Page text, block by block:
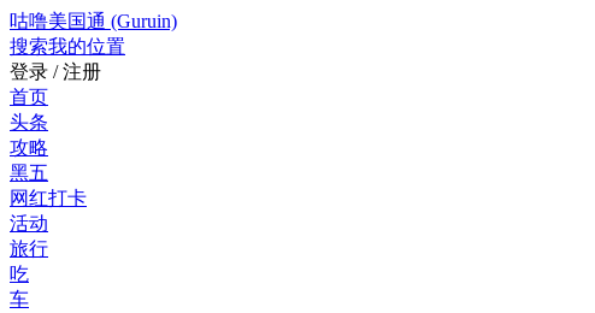
咕噜美国通 (Guruin)
搜索我的位置
登录 / 注册
首页
头条
攻略
黑五
网红打卡
活动
旅行
吃
车